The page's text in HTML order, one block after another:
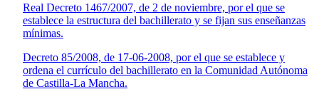
Real Decreto 1467/2007, de 2 de noviembre, por el que se
establece la estructura del bachillerato y se fijan sus enseñanzas
mínimas.
Decreto 85/2008, de 17-06-2008, por el que se establece y
ordena el currículo del bachillerato en la Comunidad Autónoma
de Castilla-La Mancha.